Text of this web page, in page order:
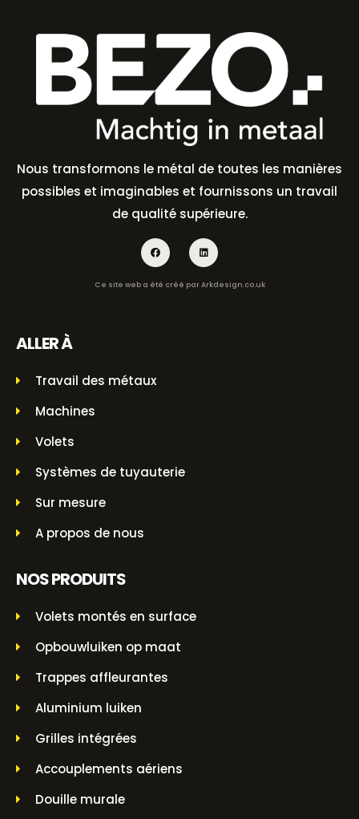
Nous transformons le métal de toutes les manières
possibles et imaginables et fournissons un travail
de qualité supérieure.
Ce site web a été créé parArkdesign.co.uk
ALLER À
Travail des métaux
Machines
Volets
Systèmes de tuyauterie
Sur mesure
A propos de nous
NOS PRODUITS
Volets montés en surface
Opbouwluiken op maat
Trappes affleurantes
Aluminium luiken
Grilles intégrées
Accouplements aériens
Douille murale